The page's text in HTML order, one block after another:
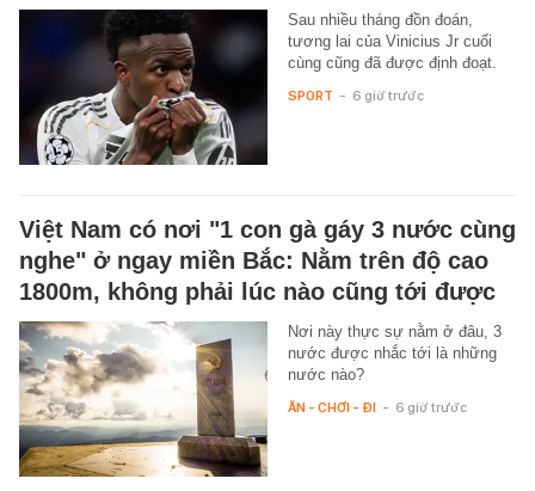
Sau nhiều tháng đồn đoán,
tương lai của Vinicius Jr cuối
cùng cũng đã được định đoạt.
SPORT - 6 giờ trước
Việt Nam có nơi "1 con gà gáy 3 nước cùng
nghe" ở ngay miền Bắc: Nằm trên độ cao
1800m, không phải lúc nào cũng tới được
Nơi này thực sự nằm ở đâu, 3
nước được nhắc tới là những
nước nào?
ĂN - CHƠI - ĐI - 6 giờ trước